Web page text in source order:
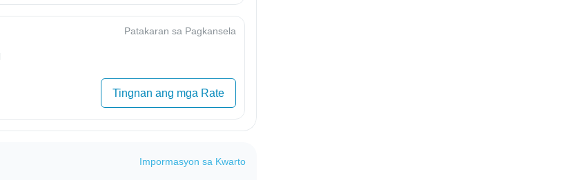
Patakaran sa Pagkansela
Tingnan ang mga Rate
Impormasyon sa Kwarto